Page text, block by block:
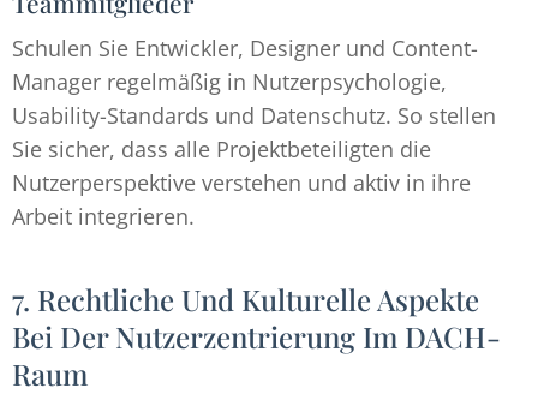
Schulen Sie Entwickler, Designer und Content-
Manager regelmäßig in Nutzerpsychologie,
Usability-Standards und Datenschutz. So stellen
Sie sicher, dass alle Projektbeteiligten die
Nutzerperspektive verstehen und aktiv in ihre
Arbeit integrieren.
7. Rechtliche Und Kulturelle Aspekte
Bei Der Nutzerzentrierung Im DACH-
Raum